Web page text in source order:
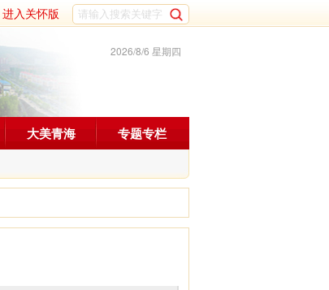
进入关怀版
2026/8/6 星期四
大美青海 专题专栏